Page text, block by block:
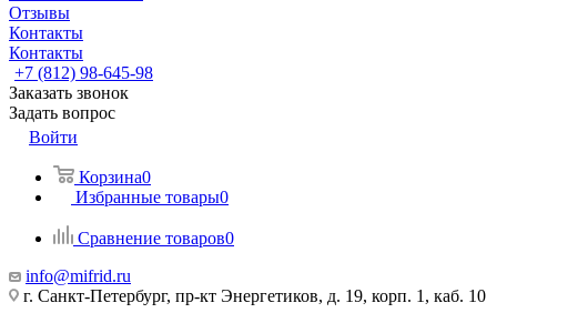
Отзывы
Контакты
Контакты
+7 (812) 98-645-98
Заказать звонок
Задать вопрос
Войти
Корзина0
Избранные товары0
Сравнение товаров0
info@mifrid.ru
г. Санкт-Петербург, пр-кт Энергетиков, д. 19, корп. 1, каб. 10